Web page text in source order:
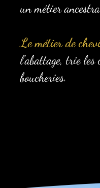
un métier
Le métier de
l’abattage, trie les
boucheries.